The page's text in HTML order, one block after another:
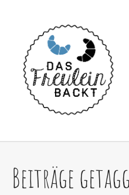
Beiträge